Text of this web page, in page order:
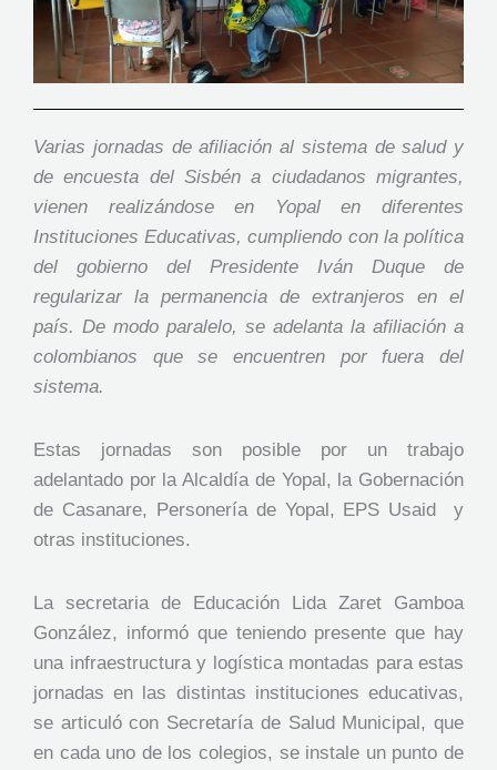
Varias jornadas de afiliación al sistema de salud y
de encuesta del Sisbén a ciudadanos migrantes,
vienen realizándose en Yopal en diferentes
Instituciones Educativas, cumpliendo con la política
del gobierno del Presidente Iván Duque de
regularizar la permanencia de extranjeros en el
país. De modo paralelo, se adelanta la afiliación a
colombianos que se encuentren por fuera del
sistema.
Estas jornadas son posible por un trabajo
adelantado por la Alcaldía de Yopal, la Gobernación
de Casanare, Personería de Yopal, EPS Usaid y
otras instituciones.
La secretaria de Educación Lida Zaret Gamboa
González, informó que teniendo presente que hay
una infraestructura y logística montadas para estas
jornadas en las distintas instituciones educativas,
se articuló con Secretaría de Salud Municipal, que
en cada uno de los colegios, se instale un punto de